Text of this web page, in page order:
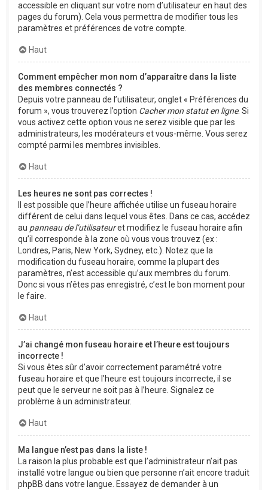
accessible en cliquant sur votre nom d’utilisateur en haut des
pages du forum). Cela vous permettra de modifier tous les
paramètres et préférences de votre compte.
Haut
Comment empêcher mon nom d’apparaître dans la liste
des membres connectés ?
Depuis votre panneau de l’utilisateur, onglet « Préférences du
forum », vous trouverez l’option Cacher mon statut en ligne. Si
vous activez cette option vous ne serez visible que par les
administrateurs, les modérateurs et vous-même. Vous serez
compté parmi les membres invisibles.
Haut
Les heures ne sont pas correctes !
Il est possible que l’heure affichée utilise un fuseau horaire
différent de celui dans lequel vous êtes. Dans ce cas, accédez
au panneau de l’utilisateuret modifiez le fuseau horaire afin
qu’il corresponde à la zone où vous vous trouvez (ex :
Londres, Paris, New York, Sydney, etc.). Notez que la
modification du fuseau horaire, comme la plupart des
paramètres, n’est accessible qu’aux membres du forum.
Donc si vous n’êtes pas enregistré, c’est le bon moment pour
le faire.
Haut
J’ai changé mon fuseau horaire et l’heure est toujours
incorrecte !
Si vous êtes sûr d’avoir correctement paramétré votre
fuseau horaire et que l’heure est toujours incorrecte, il se
peut que le serveur ne soit pas à l’heure. Signalez ce
problème à un administrateur.
Haut
Ma langue n’est pas dans la liste !
La raison la plus probable est que l’administrateur n’ait pas
installé votre langue ou bien que personne n’ait encore traduit
phpBB dans votre langue. Essayez de demander à un